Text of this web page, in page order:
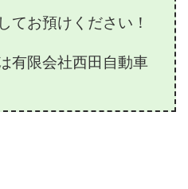
てお預けください！
有限会社西田自動車